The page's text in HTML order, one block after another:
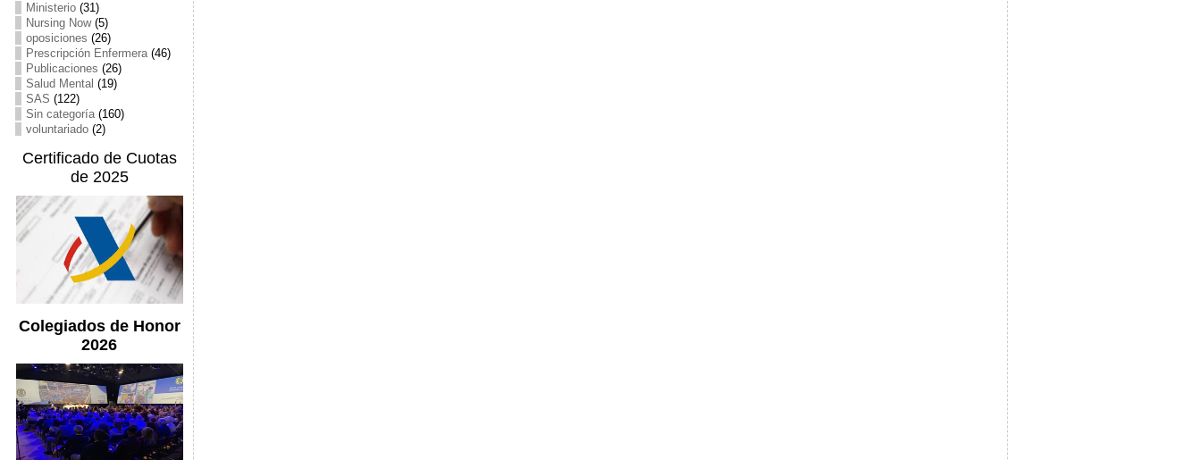
Ministerio(31)
Nursing Now(5)
oposiciones (26)
Prescripción Enfermera(46)
Publicaciones (26)
Salud Mental (19)
SAS (122)
Sin categoría(160)
voluntariado(2)
Certificado de Cuotas
de 2025
Colegiados de Honor
2026